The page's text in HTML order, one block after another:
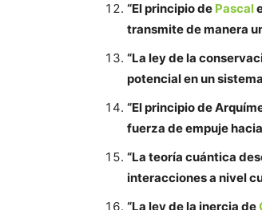
“El principio de Pascal
transmite de manera
“La ley de la
potencial en un
“El principio de
fuerza de empuje
“La teoría cuántica
interacciones a nivel
“La ley de la inercia de